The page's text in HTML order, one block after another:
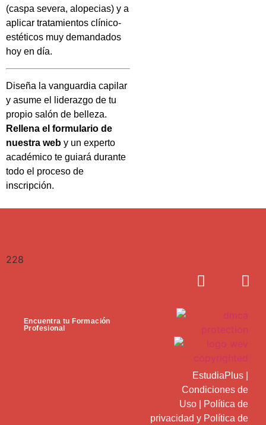
(caspa severa, alopecias) y a
aplicar tratamientos clínico-
estéticos muy demandados
hoy en día.
Diseña la vanguardia capilar
y asume el liderazgo de tu
propio salón de belleza.
Rellena el formulario de
nuestra web y un experto
académico te guiará durante
todo el proceso de
inscripción.
228
Encuentra tu Formación
Profesional
EstudiaPlus
Condiciones de
Uso
Política de
privacidad y Política de